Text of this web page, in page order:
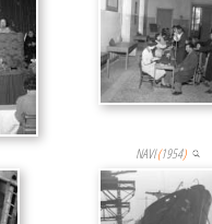
NAVI(1954)